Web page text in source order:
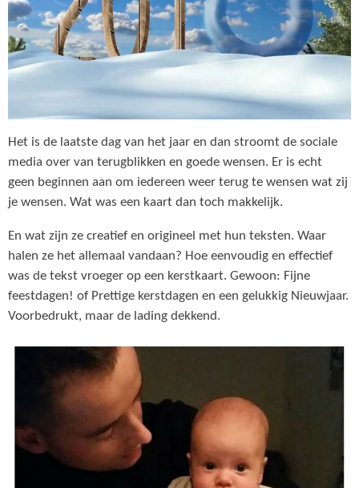
Het is de laatste dag van het jaar en dan stroomt de sociale
media over van terugblikken en goede wensen. Er is echt
geen beginnen aan om iedereen weer terug te wensen wat zij
je wensen. Wat was een kaart dan toch makkelijk.
En wat zijn ze creatief en origineel met hun teksten. Waar
halen ze het allemaal vandaan? Hoe eenvoudig en effectief
was de tekst vroeger op een kerstkaart. Gewoon: Fijne
feestdagen! of Prettige kerstdagen en een gelukkig Nieuwjaar.
Voorbedrukt, maar de lading dekkend.